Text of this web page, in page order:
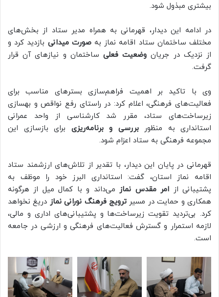
بیشتری مبذول شود.
در ادامه این دیدار، قهرمانی به همراه مدیر ستاد از بخش‌های
مختلف ساختمان ستاد اقامه نماز بهصورت میدانی بازدید کرد و
از نزدیک در جریان وضعیت فعلی ساختمان و نیازهای آن قرار
گرفت.
وی با تاکید بر اهمیت فراهم‌سازی بسترهای مناسب برای
فعالیت‌های فرهنگی، اعلام کرد: در راستای رفع نواقص و بهسازی
زیرساخت‌های ستاد، مقرر شد کارشناسی از واحد عمرانی
استانداری به منظوربررسی و برنامه‌ریزی برای بازسازی این
مجموعه فرهنگی به ستاد اعزام شود.
قهرمانی در پایان این دیدار، با تقدیر از تلاش‌های ارزشمند ستاد
اقامه نماز استان، گفت: استانداری البرز خود را موظف به
پشتیبانی از امر مقدس نماز می‌داند و با کمال میل از هرگونه
همکاری و حمایت در مسیر ترویج فرهنگ نورانی نماز دریغ نخواهد
کرد. بی‌تردید تقویت زیرساخت‌ها و پشتیبانی‌های اداری و مالی،
لازمه استمرار و گسترش فعالیت‌های فرهنگی و ارزشی در جامعه
است.